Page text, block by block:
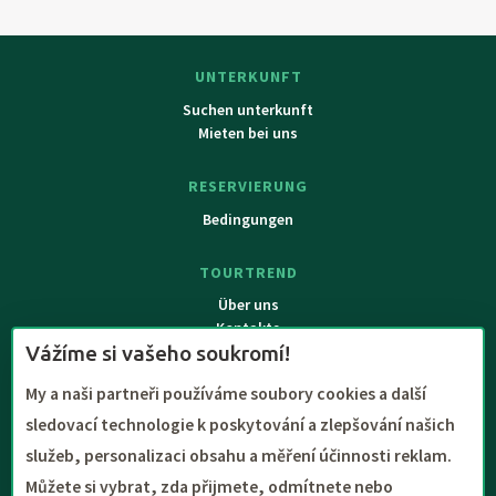
UNTERKUNFT
Suchen unterkunft
Mieten bei uns
RESERVIERUNG
Bedingungen
TOURTREND
Über uns
Kontakte
Vážíme si vašeho soukromí!
My a naši partneři používáme soubory cookies a další
sledovací technologie k poskytování a zlepšování našich
služeb, personalizaci obsahu a měření účinnosti reklam.
Můžete si vybrat, zda přijmete, odmítnete nebo